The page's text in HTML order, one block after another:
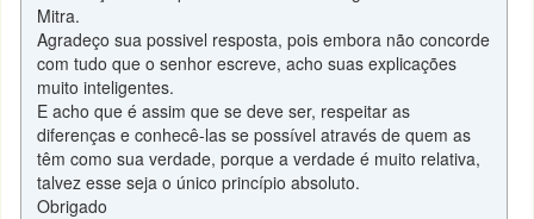
Mitra.
Agradeço sua possivel resposta, pois embora não concorde
com tudo que o senhor escreve, acho suas explicações
muito inteligentes.
E acho que é assim que se deve ser, respeitar as
diferenças e conhecê-las se possível através de quem as
têm como sua verdade, porque a verdade é muito relativa,
talvez esse seja o único princípio absoluto.
Obrigado